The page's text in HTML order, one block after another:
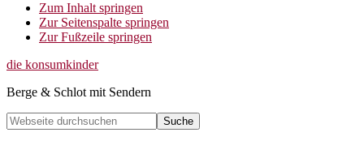
Zum Inhalt springen
Zur Seitenspalte springen
Zur Fußzeile springen
die konsumkinder
Berge & Schlot mit Sendern
Webseite
durchsuchen